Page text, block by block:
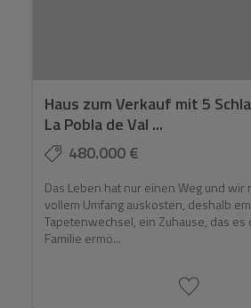
Haus zum Verkauf mit 5
La Pobla de Val ...
480.000 €
Das Leben hat nur einen Weg und wir
vollem Umfang auskosten, deshalb
Tapetenwechsel, ein Zuhause, das
Familie ermö...